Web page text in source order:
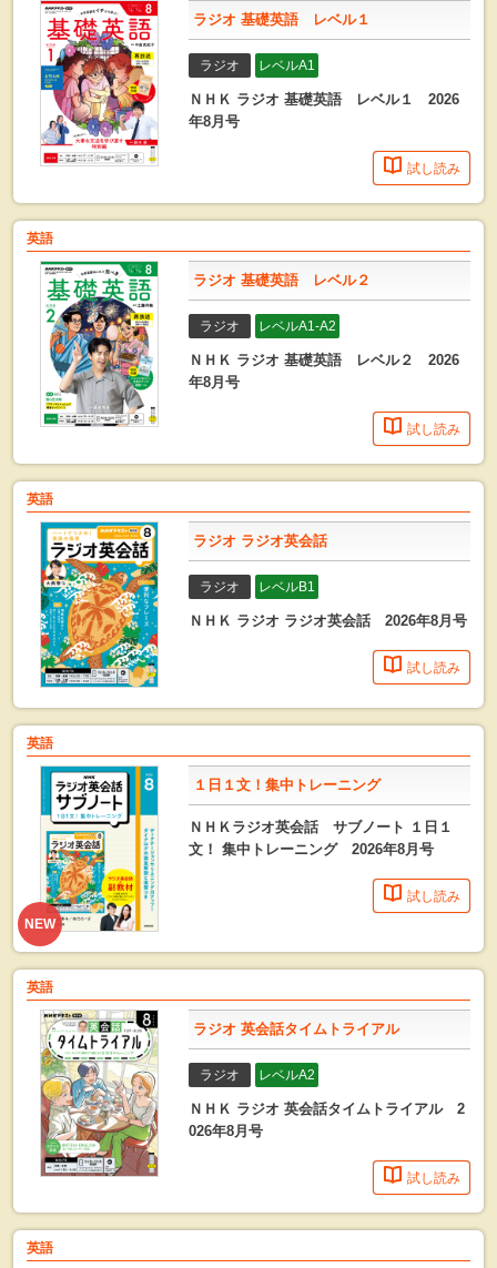
ラジオ 基礎英語 レベル１
ラジオ レベルA1
ＮＨＫ ラジオ 基礎英語 レベル１ 2026
年8月号
試し読み
英語
ラジオ 基礎英語 レベル２
ラジオ レベルA1-A2
ＮＨＫ ラジオ 基礎英語 レベル２ 2026
年8月号
試し読み
英語
ラジオ ラジオ英会話
ラジオ レベルB1
ＮＨＫ ラジオ ラジオ英会話 2026年8月号
試し読み
英語
NEW
１日１文！集中トレーニング
ＮＨＫラジオ英会話 サブノート １日１
文！ 集中トレーニング 2026年8月号
試し読み
英語
ラジオ 英会話タイムトライアル
ラジオ レベルA2
ＮＨＫ ラジオ 英会話タイムトライアル 2
026年8月号
試し読み
英語